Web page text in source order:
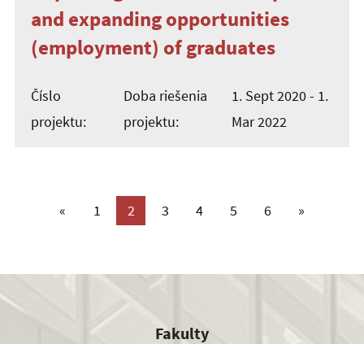
and expanding opportunities
(employment) of graduates
Číslo
projektu:
Doba riešenia
projektu:
1. Sept 2020 - 1.
Mar 2022
« »
1 2 3 4 5 6
Fakulty